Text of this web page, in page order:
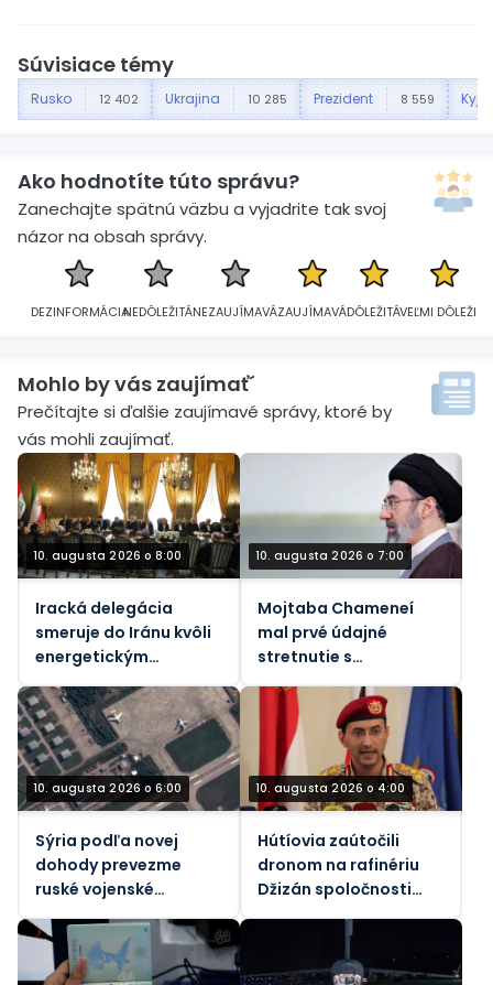
Súvisiace témy
Rusko 12 402 Ukrajina 10 285 Prezident 8 559
Ako hodnotíte túto správu?
Zanechajte spätnú väzbu a vyjadrite tak svoj
názor na obsah správy.
DEZINFORMÁCIANEDÔLEŽITÁNEZAUJÍMAVÁZAUJÍMAVÁDÔLEŽITÁVEĽMI DÔLEŽITÁ
Mohlo by vás zaujímať´
Prečítajte si ďalšie zaujímavé správy, ktoré by
vás mohli zaujímať.
10. augusta 2026 o 8:00
Iracká delegácia
smeruje do Iránu kvôli
energetickým
Hormuzskému regiónu
10. augusta 2026 o 7:00
Mojtaba Chameneí
mal prvé údajné
stretnutie s
10. augusta 2026 o 6:00
Sýria podľa novej
dohody prevezme
ruské vojenské
základne
10. augusta 2026 o 4:00
Hútíovia zaútočili
dronom na rafinériu
Džizán spoločnosti
Saudi Aramco